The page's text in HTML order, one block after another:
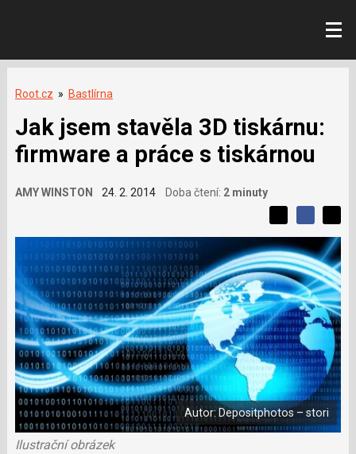
Root.cz » Bastlírna
Jak jsem stavěla 3D tiskárnu:
firmware a práce s tiskárnou
AMY WINSTON 24. 2. 2014 Doba čtení: 2 minuty
b
í
s
e
v
á
m
č
l
n
e
k
S
d
í
l
e
t
S
d
í
l
e
j
t
e
n
F
a
c
e
b
o
o
k
d
í
l
e
j
t
e
n
a
s
í
t
i
X
Autor: Depositphotos – stori
Ilustrační obrázek